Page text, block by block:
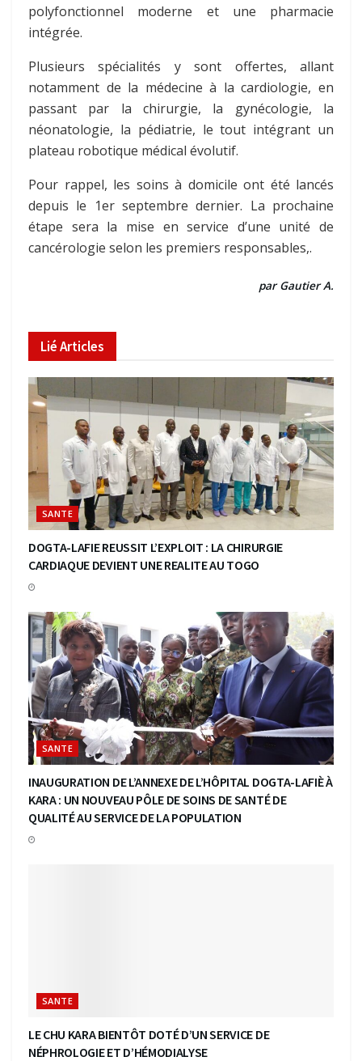
polyfonctionnel moderne et une pharmacie
intégrée.
Plusieurs spécialités y sont offertes, allant
notamment de la médecine à la cardiologie, en
passant par la chirurgie, la gynécologie, la
néonatologie, la pédiatrie, le tout intégrant un
plateau robotique médical évolutif.
Pour rappel, les soins à domicile ont été lancés
depuis le 1er septembre dernier. La prochaine
étape sera la mise en service d’une unité de
cancérologie selon les premiers responsables,.
par Gautier A.
LiéArticles
SANTE
DOGTA-LAFIE REUSSIT L’EXPLOIT : LA CHIRURGIE
CARDIAQUE DEVIENT UNE REALITE AU TOGO
SANTE
INAUGURATION DE L’ANNEXE DE L’HÔPITAL DOGTA-LAFIÈ À
KARA : UN NOUVEAU PÔLE DE SOINS DE SANTÉ DE
QUALITÉ AU SERVICE DE LA POPULATION
SANTE
LE CHU KARA BIENTÔT DOTÉ D’UN SERVICE DE
NÉPHROLOGIE ET D’HÉMODIALYSE